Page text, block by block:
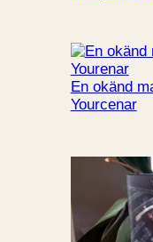
En okänd
Yourcenar